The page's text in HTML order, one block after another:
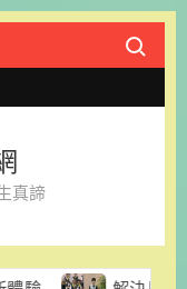
Search
真諦